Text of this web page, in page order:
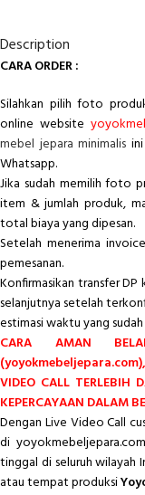
Description
CARA ORDER :
Silahkan pilih foto
online website
mebel jepara minimalis
Whatsapp.
Jika sudah memilih foto
item & jumlah produk,
total biaya yang dipesan.
Setelah menerima
pemesanan.
Konfirmasikan transfer
selanjutnya setelah
estimasi waktu yang
CARA AMAN
VIDEO CALL TERLEBIH
KEPERCAYAAN DALAM
Dengan Live Video Call
di
tinggal di seluruh wilayah
atau tempat produksi